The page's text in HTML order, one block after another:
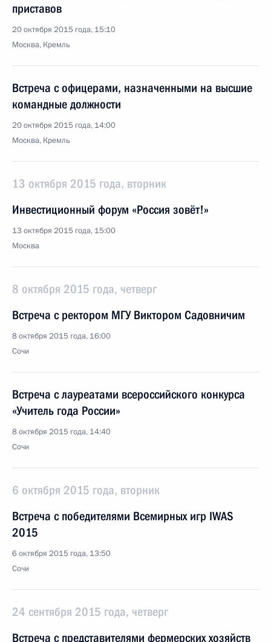
приставов
20 октября 2015 года, 15:10
Москва, Кремль
Встреча с офицерами, назначенными на высшие
командные должности
20 октября 2015 года, 14:00
Москва, Кремль
13 октября 2015 года, вторник
Инвестиционный форум «Россия зовёт!»
13 октября 2015 года, 15:00
Москва
8 октября 2015 года, четверг
Встреча с ректором МГУ Виктором Садовничим
8 октября 2015 года, 16:00
Сочи
Встреча с лауреатами всероссийского конкурса
«Учитель года России»
8 октября 2015 года, 14:40
Сочи
6 октября 2015 года, вторник
Встреча с победителями Всемирных игр IWAS
2015
6 октября 2015 года, 13:50
Сочи
24 сентября 2015 года, четверг
Встреча с представителями фермерских хозяйств